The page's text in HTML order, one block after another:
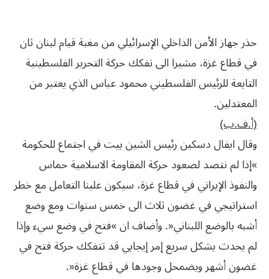
حذر جهاز الأمن الداخلي الإسرائيلي من مغبة قيام لبنان ثان
في قطاع غزة، مشيرا الى تفكك حركة التحرير الفلسطينية
التابعة للرئيس الفلسطيني محمود عباس الذي يعتبر من
المعتدلين.
(أ.ف.ب)
وقال ايفال دسكين رئيس الشين بيت في اجتماع للحكومة
»إذا لم نتصد لصعود حركة المقاومة الاسلامية حماس
والنفوذ الإيراني في قطاع غزة، سيكون علينا التعامل مع خطر
استراتيجي في غضون ثلاث الى خمس سنوات ومع وضع
أشبه بالوضع اللبناني«. وأضاف ان »فتح في وضع سيء وإذا
لم يحدث بشكل سريع إمر إيجابي قد تتفكك حركة فتح في
غضون أشهر ويضمحل وجودها في قطاع غزة«.